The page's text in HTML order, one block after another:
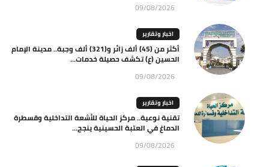
09/08/2026
اخبار وتقارير
أكثر من (45) ألف زائر و(321) ألف وجبة.. مدينة الإمام
الحسين (ع) تكشف حصيلة خدمات...
09/08/2026
اخبار وتقارير
تقنية نوعية.. مركز الحياة للأشعة التداخلية وقسطرة
الدماغ في العتبة الحسينية ينجح...
09/08/2026